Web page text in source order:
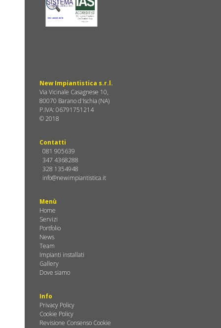
New Impiantistica s.r.l.
Via Vicinale Casagnese 10,
80070 Barano d'Ischia (NA)
P.IVA: 06791751214
© 2018
Contatti
081 905639
347 4368288
328 1354948
info@newimpiantistica.it
Menù
Home
Servizi
Portfolio
News
Team
Impianti installati
Gallery
Dove siamo
Info
Privacy Policy
Cookie Policy
Revisione Consenso Cookie